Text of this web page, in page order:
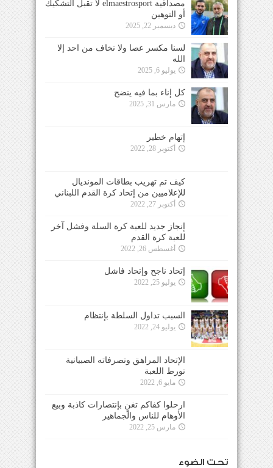
مصداقية elmaestrosport لا تقبل التشكيك
أو التوهين
ديسمبر 22, 2025
لسنا مكسر عصا ولا نخاف من احد إلا
الله
يوليو 6, 2025
كل إناء بما فيه ينضح
مارس 31, 2025
إتهام خطير
أكتوبر 28, 2022
كيف تم تهريب بطاقات المونديال
للإعلاميين من إتحاد كرة القدم اللبناني
أكتوبر 27, 2022
إنجاز جديد للعبة كرة السلة وفشل آخر
للعبة كرة القدم
أغسطس 26, 2022
إتحاد ناجح وإتحاد فاشل
يوليو 25, 2022
السبب تداول السلطة بإنتظام
يوليو 24, 2022
الإتحاد المراهق وتصرفاته الصبيانية
تورط اللعبة
مايو 6, 2022
ارحلوا كفاكم تغنٍ بإنتصارات كاذبة وبيع
الأوهام للناس والجماهير
مارس 25, 2022
تحت الضوء